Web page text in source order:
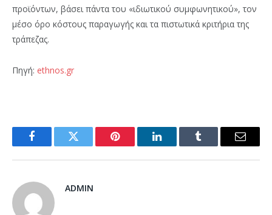
προϊόντων, βάσει πάντα του «ιδιωτικού συμφωνητικού», τον
μέσο όρο κόστους παραγωγής και τα πιστωτικά κριτήρια της
τράπεζας.
Πηγή: ethnos.gr
FacebookTwitter Pinterest LinkedInTumblr Email
ADMIN